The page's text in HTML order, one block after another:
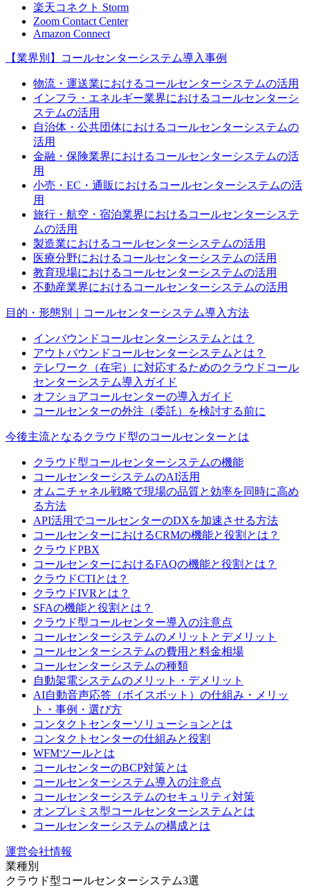
楽天コネクト Storm
Zoom Contact Center
Amazon Connect
【業界別】コールセンターシステム導入事例
物流・運送業におけるコールセンターシステムの活用
インフラ・エネルギー業界におけるコールセンターシ
ステムの活用
自治体・公共団体におけるコールセンターシステムの
活用
金融・保険業界におけるコールセンターシステムの活
用
小売・EC・通販におけるコールセンターシステムの活
用
旅行・航空・宿泊業界におけるコールセンターシステ
ムの活用
製造業におけるコールセンターシステムの活用
医療分野におけるコールセンターシステムの活用
教育現場におけるコールセンターシステムの活用
不動産業界におけるコールセンターシステムの活用
目的・形態別｜コールセンターシステム導入方法
インバウンドコールセンターシステムとは？
アウトバウンドコールセンターシステムとは？
テレワーク（在宅）に対応するためのクラウドコール
センターシステム導入ガイド
オフショアコールセンターの導入ガイド
コールセンターの外注（委託）を検討する前に
今後主流となるクラウド型のコールセンターとは
クラウド型コールセンターシステムの機能
コールセンターシステムのAI活用
オムニチャネル戦略で現場の品質と効率を同時に高め
る方法
API活用でコールセンターのDXを加速させる方法
コールセンターにおけるCRMの機能と役割とは？
クラウドPBX
コールセンターにおけるFAQの機能と役割とは？
クラウドCTIとは？
クラウドIVRとは？
SFAの機能と役割とは？
クラウド型コールセンター導入の注意点
コールセンターシステムのメリットとデメリット
コールセンターシステムの費用と料金相場
コールセンターシステムの種類
自動架電システムのメリット・デメリット
AI自動音声応答（ボイスボット）の仕組み・メリッ
ト・事例・選び方
コンタクトセンターソリューションとは
コンタクトセンターの仕組みと役割
WFMツールとは
コールセンターのBCP対策とは
コールセンターシステム導入の注意点
コールセンターシステムのセキュリティ対策
オンプレミス型コールセンターシステムとは
コールセンターシステムの構成とは
運営会社情報
業種別
クラウド型コールセンターシステム3選